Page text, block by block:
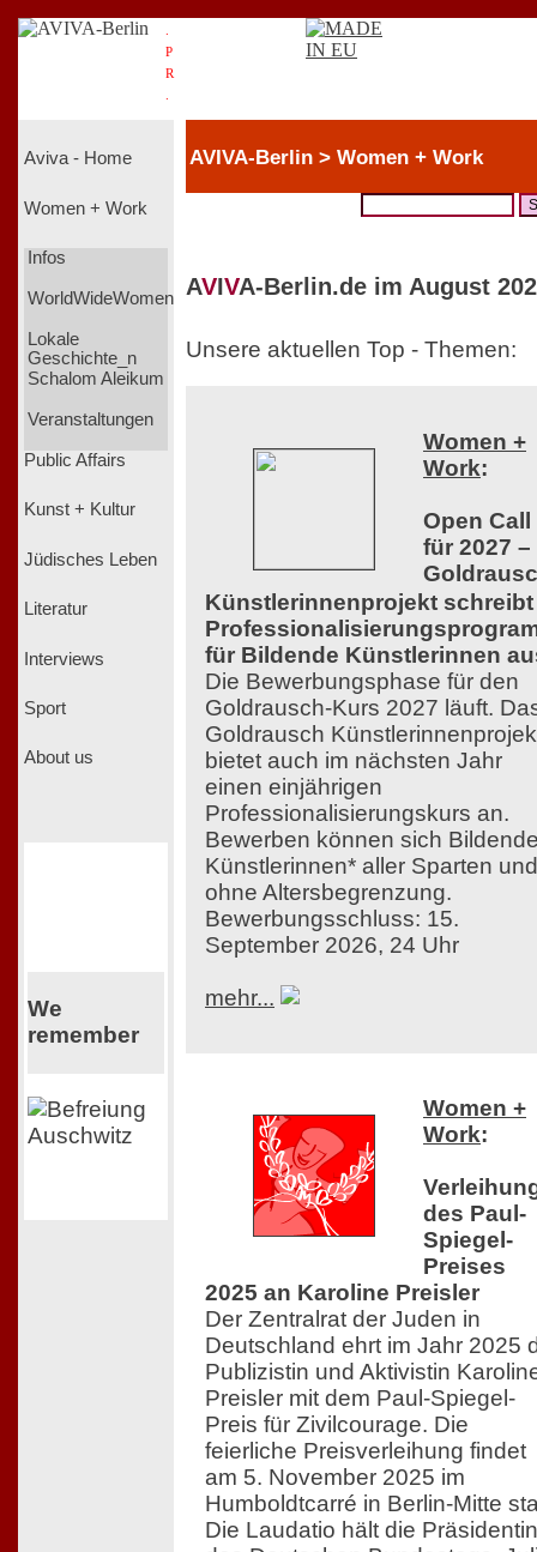
P
R
Aviva - Home
Women + Work
Infos
WorldWideWomen
Lokale
Geschichte_n
Schalom Aleikum
Veranstaltungen
Public Affairs
Kunst + Kultur
Jüdisches Leben
Literatur
Interviews
Sport
About us
We
remember
AVIVA-Berlin > Women + Work
AVIVA-Berlin.de im August
Unsere aktuellen Top - Themen:
Women +
Work:
Open Call
für 2027 –
Künstlerinnenprojekt schreibt
für Bildende Künstlerinnen
Die Bewerbungsphase für den
Goldrausch-Kurs 2027 läuft.
Goldrausch
bietet auch im nächsten Jahr
einen einjährigen
Professionalisierungskurs an.
Bewerben können sich
Künstlerinnen* aller Sparten und
ohne Altersbegrenzung.
Bewerbungsschluss: 15.
September 2026, 24 Uhr
mehr...
Women +
Work:
des Paul-
Spiegel-
Preises
2025 an Karoline Preisler
Der Zentralrat der Juden in
Deutschland ehrt im Jahr 2025
Publizistin und Aktivistin
Preisler mit dem Paul-Spiegel-
Preis für Zivilcourage. Die
feierliche Preisverleihung findet
am 5. November 2025 im
Humboldtcarré in Berlin-Mitte
Die Laudatio hält die Präsidentin